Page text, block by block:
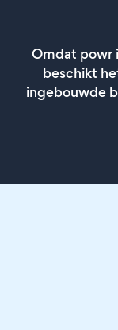
Omdat powr
beschikt
ingebouwde